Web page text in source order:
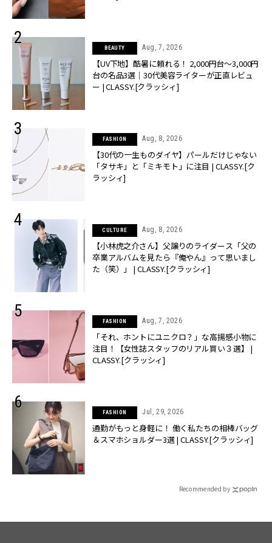
BEAUTY Aug, 7, 2026
【UV下地】酷暑に頼れる！ 2,000円台〜3,000円
台の名品3選｜30代美容ライターが正直レビュ
ー | CLASSY.[クラッシィ]
FASHION Aug, 8, 2026
【30代の一生ものダイヤ】パールだけじゃない
「タサキ」と「ミキモト」に注目 | CLASSY.[ク
ラッシィ]
CULTURE Aug, 8, 2026
【小林虎之介さん】父譲りのライダース「父の
卒業アルバムを見たら『俺やん』って思いまし
た（笑）」 | CLASSY.[クラッシィ]
FASHION Aug, 7, 2026
「それ、ホントにユニクロ？」な高揚感小物に
注目！【女性誌スタッフのリアル買い３選】 |
CLASSY.[クラッシィ]
FASHION Jul, 29, 2026
通勤がもっと身軽に！ 働く私たちの相棒バッグ
＆スマホショルダー3選 | CLASSY.[クラッシィ]
Recommended by